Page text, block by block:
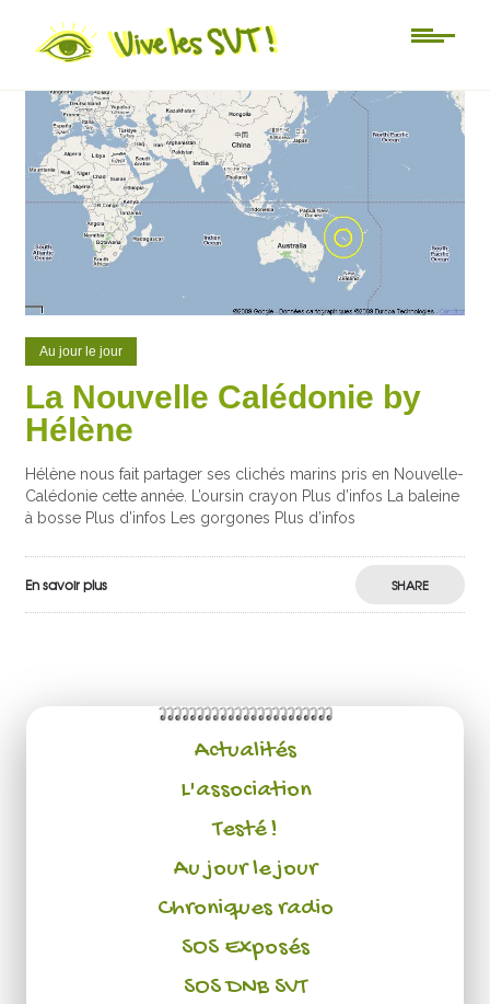
Au jour le jour
La Nouvelle Calédonie by
Hélène
Hélène nous fait partager ses clichés marins pris en Nouvelle-
Calédonie cette année. L’oursin crayon Plus d’infos La baleine
à bosse Plus d’infos Les gorgones Plus d’infos
En savoir plus SHARE
Actualités
L'association
Testé !
Au jour le jour
Chroniques radio
SOS Exposés
SOS DNB SVT